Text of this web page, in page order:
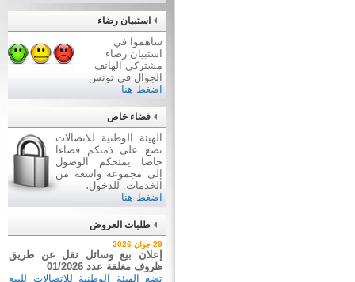
استبيان رضاء
ساهموا في
استبيان رضاء
مشتركي الهاتف
الجوال في تونس
اضغط هنا
فضاء خاص
الهيئة الوطنية للاتصالات
تضع على ذمتكم فضاءا
خاصا يمنحكم الوصول
إلى مجموعة واسعة من
الخدمات. للدخول،
اضغط هنا
طلبات العروض
إعلان عن طلب عروض عدد
2026/03
اقتناء تجهيزات إعلامية
29 جوان 2026
إعلان بيع وسائل نقل عن طريق
ظروف مغلقة عدد 01/2026
تضع الهيئة الوطنية للاتصالات للبيع